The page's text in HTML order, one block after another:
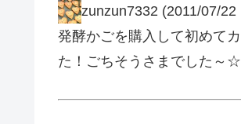
zunzun7332 (2011/07/22
発酵かごを購入して初めて
た！ごちそうさまでした～☆